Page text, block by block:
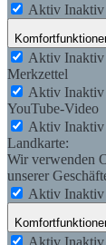
Aktiv Inaktiv
Aktiv Inaktiv
Merkzettel
Aktiv Inaktiv
YouTube-Video
Aktiv Inaktiv
Landkarte:
Wir verwenden
unserer
Aktiv Inaktiv
Aktiv Inaktiv